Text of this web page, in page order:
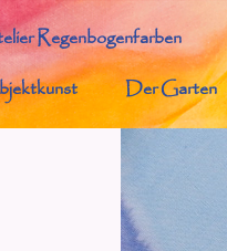
Regenbogenfarben
Der Garten